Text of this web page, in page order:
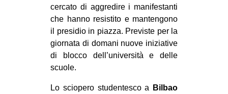
cercato di aggredire i manifestanti
che hanno resistito e mantengono
il presidio in piazza. Previste per la
giornata di domani nuove iniziative
di blocco dell’università e delle
scuole.
Lo sciopero studentesco a Bilbao